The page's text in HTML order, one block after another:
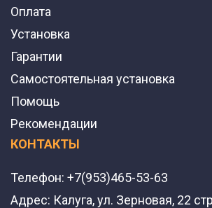
Оплата
Установка
Гарантии
Самостоятельная установка
Помощь
Рекомендации
КОНТАКТЫ
Телефон: +7(953)465-53-63
Адрес: Калуга, ул. Зерновая, 22